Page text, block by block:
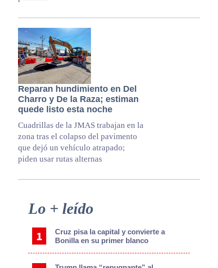
Reparan hundimiento en Del
Charro y De la Raza; estiman
quede listo esta noche
Cuadrillas de la JMAS trabajan en la
zona tras el colapso del pavimento
que dejó un vehículo atrapado;
piden usar rutas alternas
Primary
Lo + leído
Cruz pisa la capital y convierte a
Bonilla en su primer blanco